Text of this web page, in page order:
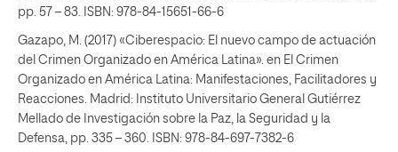
pp. 57 – 83. ISBN: 978-84-15651-66-6
Gazapo, M. (2017) «Ciberespacio: El nuevo campo de actuación
del Crimen Organizado en América Latina». en El Crimen
Organizado en América Latina: Manifestaciones, Facilitadores y
Reacciones. Madrid: Instituto Universitario General Gutiérrez
Mellado de Investigación sobre la Paz, la Seguridad y la
Defensa, pp. 335 – 360. ISBN: 978-84-697-7382-6